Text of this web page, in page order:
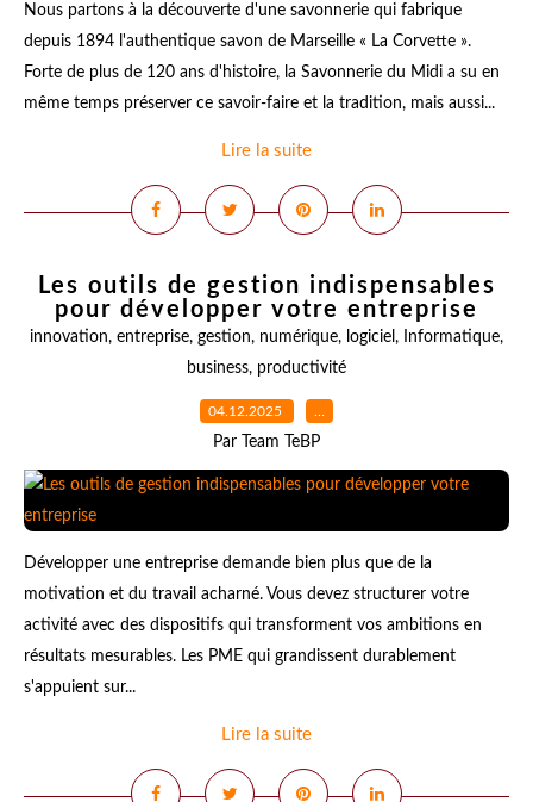
Nous partons à la découverte d'une savonnerie qui fabrique
depuis 1894 l'authentique savon de Marseille « La Corvette ».
Forte de plus de 120 ans d'histoire, la Savonnerie du Midi a su en
même temps préserver ce savoir-faire et la tradition, mais aussi...
Lire la suite
Les outils de gestion indispensables
pour développer votre entreprise
innovation, entreprise, gestion, numérique, logiciel , Informatique,
business, productivité
04.12.2025 …
Par Team TeBP
Développer une entreprise demande bien plus que de la
motivation et du travail acharné. Vous devez structurer votre
activité avec des dispositifs qui transforment vos ambitions en
résultats mesurables. Les PME qui grandissent durablement
s'appuient sur...
Lire la suite